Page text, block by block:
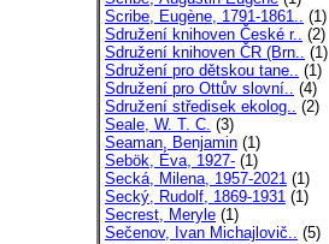
Scribe, Eugène, 1791-1861.. (1)
Sdružení knihoven České r.. (2)
Sdružení knihoven ČR (Brn.. (1)
Sdružení pro dětskou tane.. (1)
Sdružení pro Ottův slovní.. (4)
Sdružení středisek ekolog.. (2)
Seale, W. T. C. (3)
Seaman, Benjamin (1)
Sebök, Éva, 1927- (1)
Secká, Milena, 1957-2021 (1)
Secký, Rudolf, 1869-1931 (1)
Secrest, Meryle (1)
Sečenov, Ivan Michajlovič.. (5)